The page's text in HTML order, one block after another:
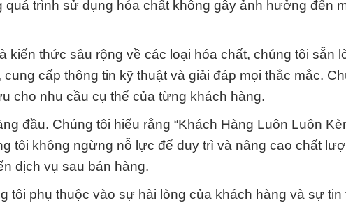
quá trình sử dụng hóa chất không gây ảnh hưởng đến
kiến thức sâu rộng về các loại hóa chất, chúng tôi sẵn
cấp thông tin kỹ thuật và giải đáp mọi thắc mắc.
cho nhu cầu cụ thể của từng khách hàng.
đầu. Chúng tôi hiểu rằng “Khách Hàng Luôn Luôn
tôi không ngừng nỗ lực để duy trì và nâng cao chất
dịch vụ sau bán hàng.
tôi phụ thuộc vào sự hài lòng của khách hàng và sự